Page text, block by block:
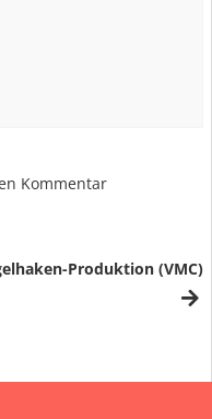
Kommentar
Produktion (VMC)